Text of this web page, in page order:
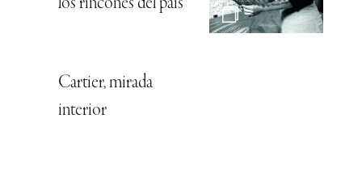
los rincones del país
Cartier, mirada
interior